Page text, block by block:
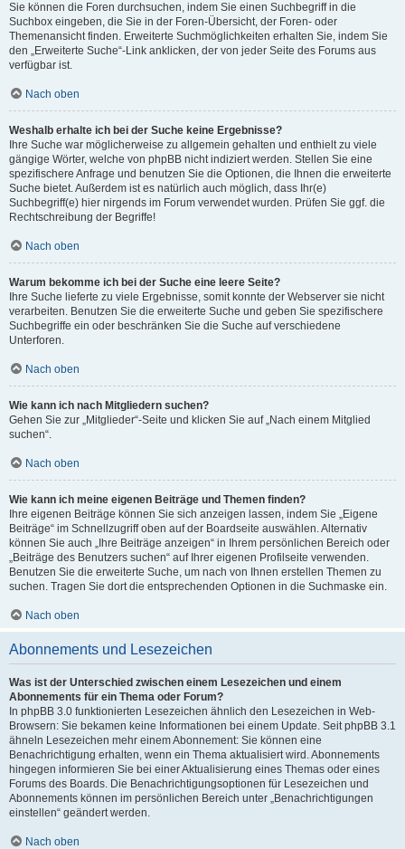
Sie können die Foren durchsuchen, indem Sie einen Suchbegriff in die
Suchbox eingeben, die Sie in der Foren-Übersicht, der Foren- oder
Themenansicht finden. Erweiterte Suchmöglichkeiten erhalten Sie, indem Sie
den „Erweiterte Suche“-Link anklicken, der von jeder Seite des Forums aus
verfügbar ist.
Nach oben
Weshalb erhalte ich bei der Suche keine Ergebnisse?
Ihre Suche war möglicherweise zu allgemein gehalten und enthielt zu viele
gängige Wörter, welche von phpBB nicht indiziert werden. Stellen Sie eine
spezifischere Anfrage und benutzen Sie die Optionen, die Ihnen die erweiterte
Suche bietet. Außerdem ist es natürlich auch möglich, dass Ihr(e)
Suchbegriff(e) hier nirgends im Forum verwendet wurden. Prüfen Sie ggf. die
Rechtschreibung der Begriffe!
Nach oben
Warum bekomme ich bei der Suche eine leere Seite?
Ihre Suche lieferte zu viele Ergebnisse, somit konnte der Webserver sie nicht
verarbeiten. Benutzen Sie die erweiterte Suche und geben Sie spezifischere
Suchbegriffe ein oder beschränken Sie die Suche auf verschiedene
Unterforen.
Nach oben
Wie kann ich nach Mitgliedern suchen?
Gehen Sie zur „Mitglieder“-Seite und klicken Sie auf „Nach einem Mitglied
suchen“.
Nach oben
Wie kann ich meine eigenen Beiträge und Themen finden?
Ihre eigenen Beiträge können Sie sich anzeigen lassen, indem Sie „Eigene
Beiträge“ im Schnellzugriff oben auf der Boardseite auswählen. Alternativ
können Sie auch „Ihre Beiträge anzeigen“ in Ihrem persönlichen Bereich oder
„Beiträge des Benutzers suchen“ auf Ihrer eigenen Profilseite verwenden.
Benutzen Sie die erweiterte Suche, um nach von Ihnen erstellen Themen zu
suchen. Tragen Sie dort die entsprechenden Optionen in die Suchmaske ein.
Nach oben
Abonnements und Lesezeichen
Was ist der Unterschied zwischen einem Lesezeichen und einem
Abonnements für ein Thema oder Forum?
In phpBB 3.0 funktionierten Lesezeichen ähnlich den Lesezeichen in Web-
Browsern: Sie bekamen keine Informationen bei einem Update. Seit phpBB 3.1
ähneln Lesezeichen mehr einem Abonnement: Sie können eine
Benachrichtigung erhalten, wenn ein Thema aktualisiert wird. Abonnements
hingegen informieren Sie bei einer Aktualisierung eines Themas oder eines
Forums des Boards. Die Benachrichtigungsoptionen für Lesezeichen und
Abonnements können im persönlichen Bereich unter „Benachrichtigungen
einstellen“ geändert werden.
Nach oben